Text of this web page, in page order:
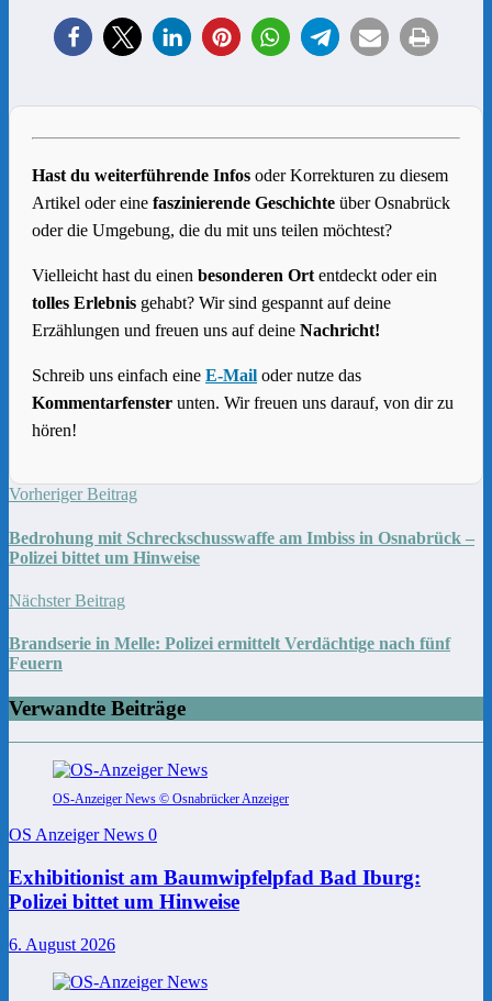
Hast du weiterführende Infos oder Korrekturen zu diesem
Artikel oder eine faszinierende Geschichte über Osnabrück
oder die Umgebung, die du mit uns teilen möchtest?
Vielleicht hast du einen besonderen Ort entdeckt oder ein
tolles Erlebnis gehabt? Wir sind gespannt auf deine
Erzählungen und freuen uns auf deine Nachricht!
Schreib uns einfach eine E-Mail oder nutze das
Kommentarfenster unten. Wir freuen uns darauf, von dir zu
hören!
Vorheriger Beitrag
Bedrohung mit Schreckschusswaffe am Imbiss in Osnabrück –
Polizei bittet um Hinweise
Nächster Beitrag
Brandserie in Melle: Polizei ermittelt Verdächtige nach fünf
Feuern
Verwandte Beiträge
OS-Anzeiger News © Osnabrücker Anzeiger
OS Anzeiger News 0
Exhibitionist am Baumwipfelpfad Bad Iburg:
Polizei bittet um Hinweise
6. August 2026